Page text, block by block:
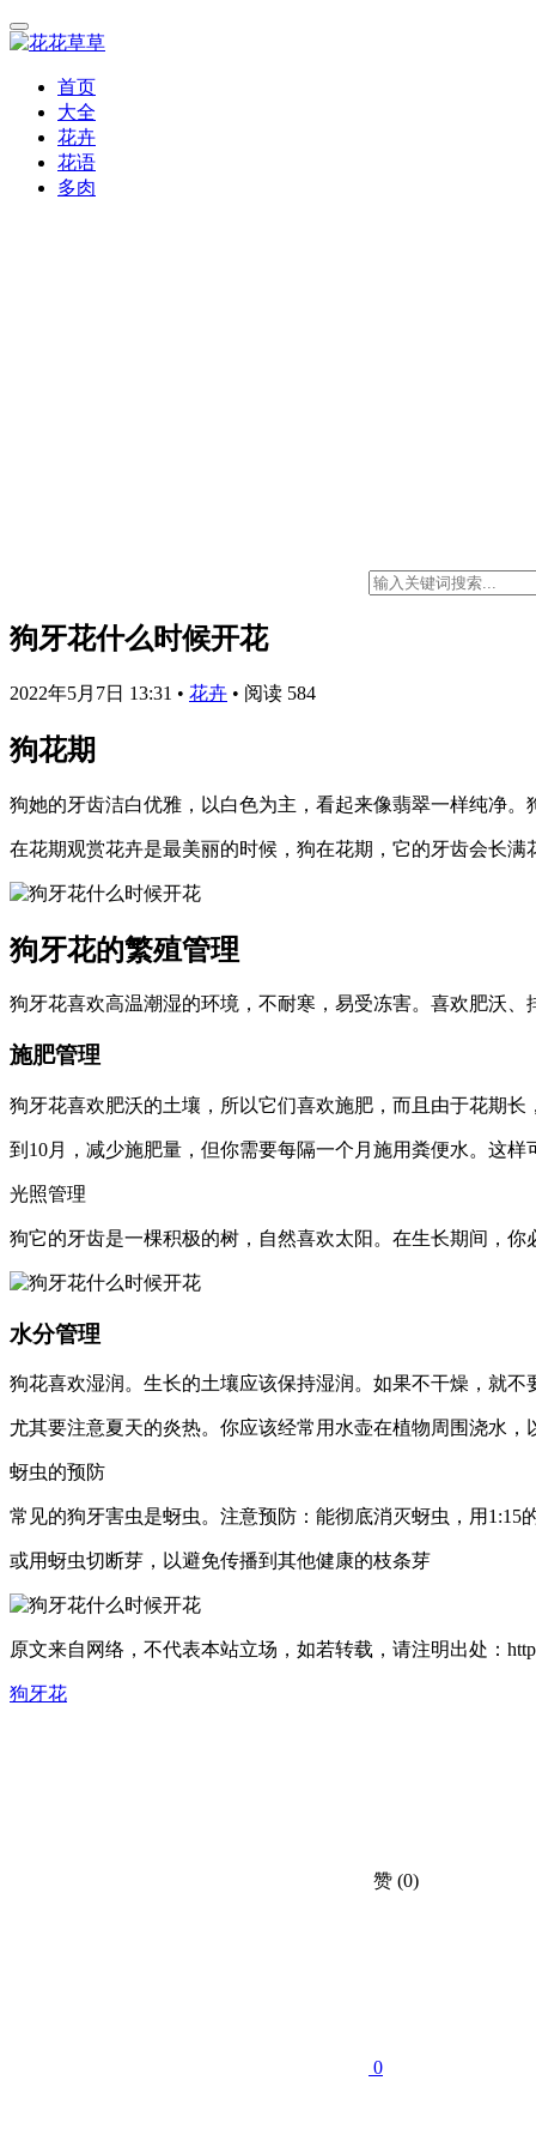
首页
大全
花卉
花语
多肉
狗牙花什么时候开花
2022年5月7日 13:31 • 花卉 • 阅读 584
狗花期
狗她的牙齿洁白优雅，以白色为主，看起来像翡翠一样纯净
在花期观赏花卉是最美丽的时候，狗在花期，它的牙齿会长
狗牙花的繁殖管理
狗牙花喜欢高温潮湿的环境，不耐寒，易受冻害。喜欢肥沃、
施肥管理
狗牙花喜欢肥沃的土壤，所以它们喜欢施肥，而且由于花期
到10月，减少施肥量，但你需要每隔一个月施用粪便水。这样
光照管理
狗它的牙齿是一棵积极的树，自然喜欢太阳。在生长期间，
水分管理
狗花喜欢湿润。生长的土壤应该保持湿润。如果不干燥，就
尤其要注意夏天的炎热。你应该经常用水壶在植物周围浇水
蚜虫的预防
常见的狗牙害虫是蚜虫。注意预防：能彻底消灭蚜虫，用1:15
或用蚜虫切断芽，以避免传播到其他健康的枝条芽
原文来自网络，不代表本站立场，如若转载，请注明出处：
狗牙花
赞 (0)
0